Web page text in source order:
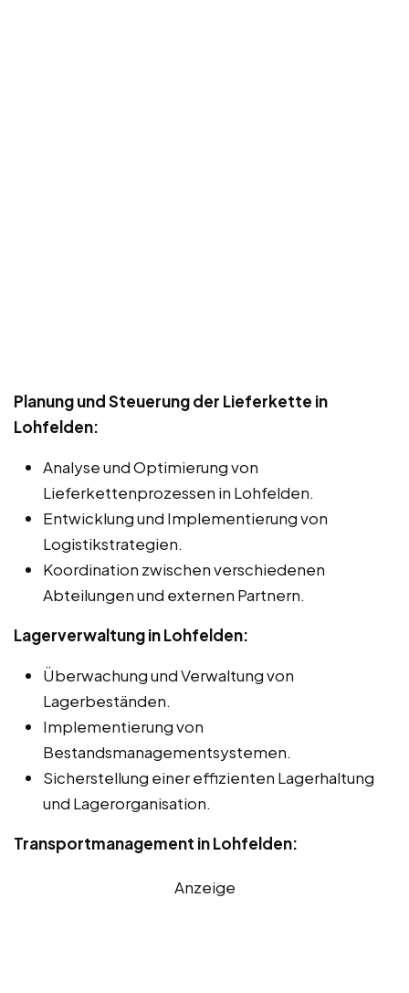
Planung und Steuerung der Lieferkette in
Lohfelden:
Analyse und Optimierung von
Lieferkettenprozessen in Lohfelden.
Entwicklung und Implementierung von
Logistikstrategien.
Koordination zwischen verschiedenen
Abteilungen und externen Partnern.
Lagerverwaltung in Lohfelden:
Überwachung und Verwaltung von
Lagerbeständen.
Implementierung von
Bestandsmanagementsystemen.
Sicherstellung einer effizienten Lagerhaltung
und Lagerorganisation.
Transportmanagement in Lohfelden:
Anzeige